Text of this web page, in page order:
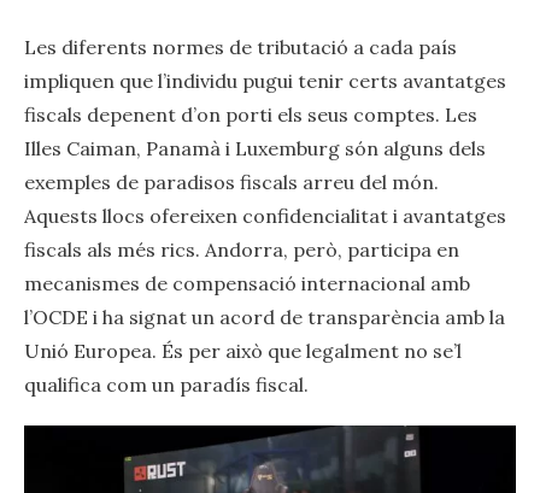
Les diferents normes de tributació a cada país
impliquen que l’individu pugui tenir certs avantatges
fiscals depenent d’on porti els seus comptes. Les
Illes Caiman, Panamà i Luxemburg són alguns dels
exemples de paradisos fiscals arreu del món.
Aquests llocs ofereixen confidencialitat i avantatges
fiscals als més rics. Andorra, però, participa en
mecanismes de compensació internacional amb
l’OCDE i ha signat un acord de transparència amb la
Unió Europea. És per això que legalment no se’l
qualifica com un paradís fiscal.